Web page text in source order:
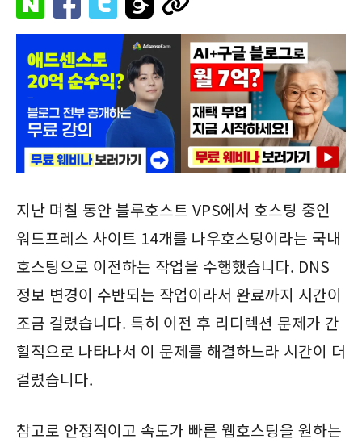
지난 며칠 동안 블루호스트 VPS에서 호스팅 중인
워드프레스 사이트 14개를 나우호스팅이라는 국내
호스팅으로 이전하는 작업을 수행했습니다. DNS
정보 변경이 수반되는 작업이라서 완료까지 시간이
조금 걸렸습니다. 특히 이전 후 리디렉션 문제가 간
헐적으로 나타나서 이 문제를 해결하느라 시간이 더
걸렸습니다.
참고로 안정적이고 속도가 빠른 웹호스팅을 원하는